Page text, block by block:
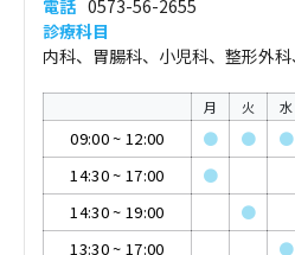
電話 0573-56-2655
診療科目
内科、胃腸科、小児科、整形外
月 火 水
09:00~ 12:00 ● ● ●
14:30~ 17:00 ●
14:30~ 19:00
●
13:30~ 17:00 ●